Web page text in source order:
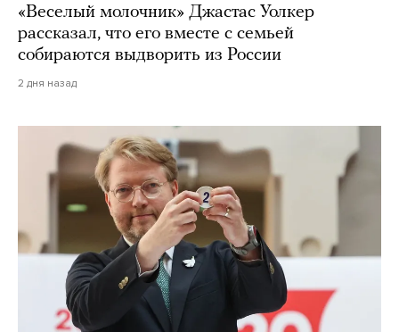
«Веселый молочник» Джастас Уолкер
рассказал, что его вместе с семьей
собираются выдворить из России
2 дня назад